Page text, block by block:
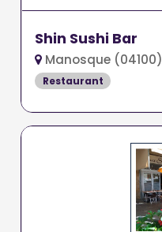
Shin Sushi Bar
Manosque (04100)
Restaurant